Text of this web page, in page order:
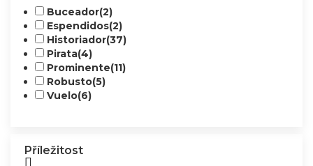
Buceador(2)
Espendidos(2)
Historiador(37)
Pirata(4)
Prominente(11)
Robusto(5)
Vuelo(6)
Příležitost